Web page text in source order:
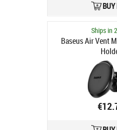
BUY
Ships in
Baseus Air Vent